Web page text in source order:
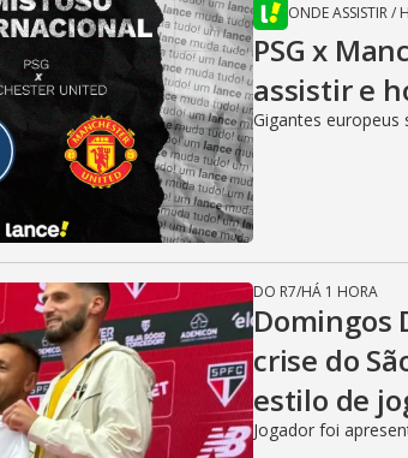
ONDE ASSISTIR/
PSG x
assistir e
Gigantes
DO R7/HÁ 1 HORA
Domingos
crise do
estilo de
Jogador foi